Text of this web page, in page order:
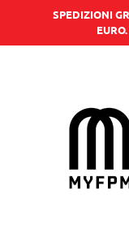
SPEDIZIONI
EURO.